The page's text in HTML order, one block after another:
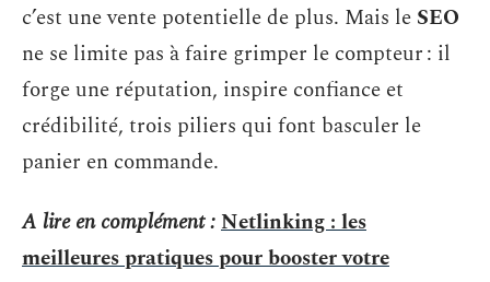
c’est une vente potentielle de plus. Mais le SEO
ne se limite pas à faire grimper le compteur : il
forge une réputation, inspire confiance et
crédibilité, trois piliers qui font basculer le
panier en commande.
A lire en complément :Netlinking : les
meilleures pratiques pour booster votre